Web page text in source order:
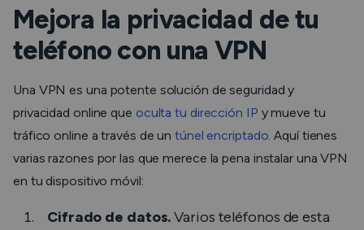
Mejora la privacidad de tu
teléfono con una VPN
Una VPN es una potente solución de seguridad y
privacidad online que oculta tu dirección IP y mueve tu
tráfico online a través de un túnel encriptado. Aquí tienes
varias razones por las que merece la pena instalar una VPN
en tu dispositivo móvil:
Cifrado de datos.Varios teléfonos de esta